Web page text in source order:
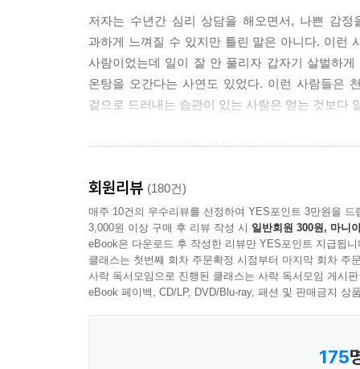
저자는 수년간 심리 상담을 해오면서, 나쁜 감정
과하게 느껴질 수 있지만 틀린 말은 아니다. 이런
사람이었는데 일이 잘 안 풀리자 갑자기 살벌하
온탕을 오간다는 사연도 있었다. 이런 사람들은
겉으로 드러내는 습관이 있는 사람은 얻는 것보다
그만큼 기분을 다루는 일은 쉽지 않다. 내 마음속
트집과 불만뿐이다. 집에서도 가족끼리 서로 오해
그러나 우리는 휘몰아치는 감정을 다루는 방법을
“나는 왜 기분이 안 좋으면 다른 사람이 될까?”
내 기분이 내 맘대로 되지 않는 이유는
크고 작은 차이만 있을 뿐이지 누구나 기분을 드
회원리뷰 (180건)
매주 10건의 우수리뷰를 선정하여 YES포인트 3만원을 드
3,000원 이상 구매 후 리뷰 작성 시 일반회원 300원, 마니
eBook은 다운로드 후 작성한 리뷰만 YES포인트 지급됩니
클래스는 첫번째 회차 주문확정 시점부터 마지막 회차 주
사락 독서모임으로 진행된 클래스는 사락 독서모임 게시
eBook 페이백, CD/LP, DVD/Blu-ray, 패션 및 판매금지 상
175